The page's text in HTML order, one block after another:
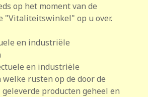
op het moment van de
"Vitaliteitswinkel" op u over.
en industriële
en industriële
rusten op de door de
producten geheel en